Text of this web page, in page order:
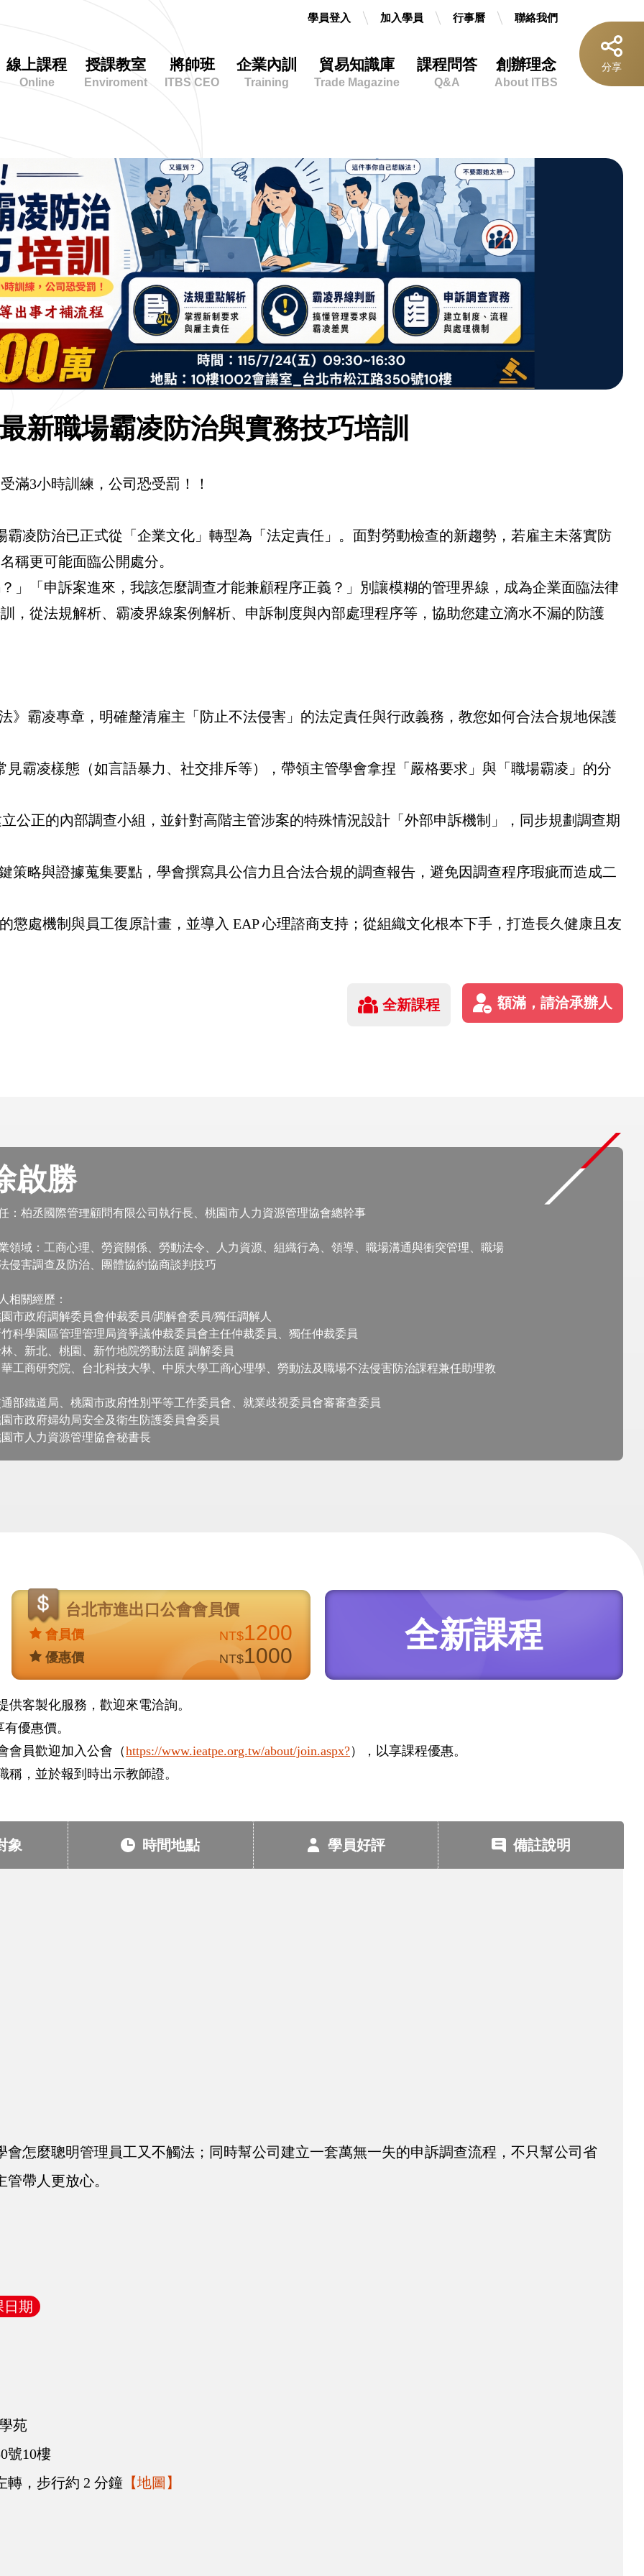
學員登入 加入學員 行事曆 聯絡我們
線上課程
Online
授課教室
Enviroment
將帥班
ITBS CEO
企業內訓
Training
貿易知識庫
Trade Magazine
課程問答
Q&A
創辦理念
About ITBS
分享按
新職場霸凌防治與實務技巧培訓
滿3小時訓練，公司恐受罰！！
霸凌防治已正式從「企業文化」轉型為「法定責任」。面對勞動檢查的新趨勢，若雇主未落實防
稱更可能面臨公開處分。
」「申訴案進來，我該怎麼調查才能兼顧程序正義？」別讓模糊的管理界線，成為企業面臨法律
，從法規解析、霸凌界線案例解析、申訴制度與內部處理程序等，協助您建立滴水不漏的防護
》霸凌專章，明確釐清雇主「防止不法侵害」的法定責任與行政義務，教您如何合法合規地保護
見霸凌樣態（如言語暴力、社交排斥等），帶領主管學會拿捏「嚴格要求」與「職場霸凌」的分
公正的內部調查小組，並針對高階主管涉案的特殊情況設計「外部申訴機制」，同步規劃調查期
策略與證據蒐集要點，學會撰寫具公信力且合法合規的調查報告，避免因調查程序瑕疵而造成二
懲處機制與員工復原計畫，並導入 EAP 心理諮商支持；從組織文化根本下手，打造長久健康且友
全新課程
啟勝
：柏丞國際管理顧問有限公司執行長、桃園市人力資源管理協會總幹事
領域：工商心理、勞資關係、勞動法令、人力資源、組織行為、領導、職場溝通與衝突管理、職場
侵害調查及防治、團體協約協商談判技巧
相關經歷：
市政府調解委員會仲裁委員/調解會委員/獨任調解人
科學園區管理管理局資爭議仲裁委員會主任仲裁委員、獨任仲裁委員
、新北、桃園、新竹地院勞動法庭 調解委員
工商研究院、台北科技大學、中原大學工商心理學、勞動法及職場不法侵害防治課程兼任助理教
部鐵道局、桃園市政府性別平等工作委員會、就業歧視委員會審審查委員
市政府婦幼局安全及衛生防護委員會委員
市人力資源管理協會秘書長
台北市進出口公會會員價
會員價 NT$1200
優惠價 NT$1000
全新課程
客製化服務，歡迎來電洽詢。
優惠價。
會員歡迎加入公會（https://www.ieatpe.org.tw/about/join.aspx?），以享課程優惠。
，並於報到時出示教師證。
象 時間地點 學員好評 備註說明
怎麼聰明管理員工又不觸法；同時幫公司建立一套萬無一失的申訴調查流程，不只幫公司省
帶人更放心。
日期
苑
號10樓
轉，步行約 2 分鐘 【地圖】